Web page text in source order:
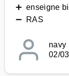
➕ enseigne
➖ RAS
navy
02/